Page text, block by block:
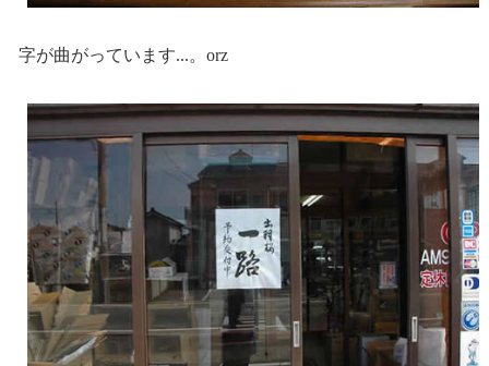
字が曲がっています...。orz